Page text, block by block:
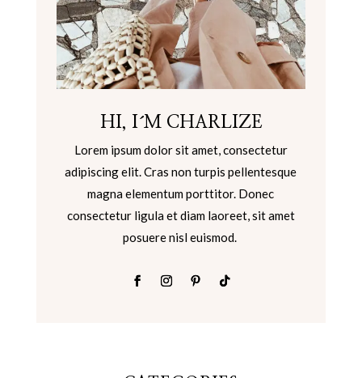
HI, I´M CHARLIZE
Lorem ipsum dolor sit amet, consectetur
adipiscing elit. Cras non turpis pellentesque
magna elementum porttitor. Donec
consectetur ligula et diam laoreet, sit amet
posuere nisl euismod.